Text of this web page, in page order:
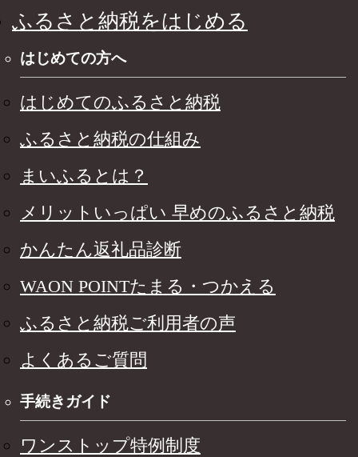
ふるさと納税をはじめる
はじめての方へ
はじめてのふるさと納税
ふるさと納税の仕組み
まいふるとは？
メリットいっぱい 早めのふるさと納税
かんたん返礼品診断
WAON POINTたまる・つかえる
ふるさと納税ご利用者の声
よくあるご質問
手続きガイド
ワンストップ特例制度